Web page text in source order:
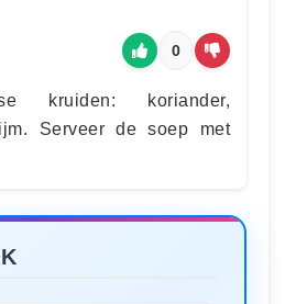
0
kruiden: koriander,
Serveer de soep met